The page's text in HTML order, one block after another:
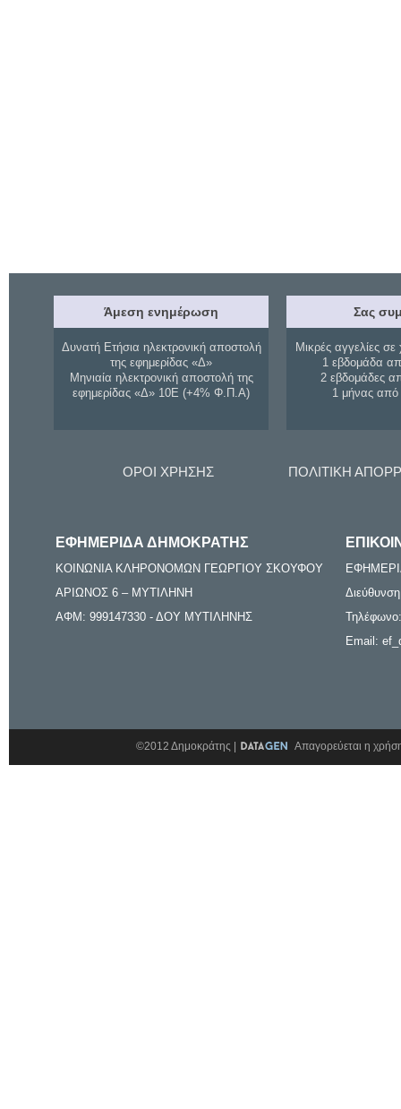
Άμεση ενημέρωση
Δυνατή Ετήσια ηλεκτρονική αποστολή
της εφημερίδας «Δ»
Μηνιαία ηλεκτρονική αποστολή της
εφημερίδας «Δ» 10Ε (+4% Φ.Π.Α)
Σας
Μικρές αγγελίες σε
1 εβδομάδα
2 εβδομάδες
1 μήνας
ΟΡΟΙ ΧΡΗΣΗΣ ΠΟΛΙΤΙΚΗ
ΕΦΗΜΕΡΙΔΑ ΔΗΜΟΚΡΑΤΗΣ
ΚΟΙΝΩΝΙΑ ΚΛΗΡΟΝΟΜΩΝ ΓΕΩΡΓΙΟΥ ΣΚΟΥΦΟΥ
ΑΡΙΩΝΟΣ 6 – ΜΥΤΙΛΗΝΗ
ΑΦΜ: 999147330 - ΔΟΥ ΜΥΤΙΛΗΝΗΣ
Email:
©2012 Δημοκράτης | Απαγορεύεται η